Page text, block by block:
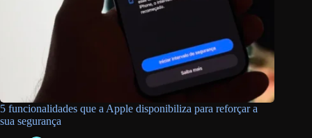
5 funcionalidades que a Apple disponibiliza para reforçar a
sua segurança